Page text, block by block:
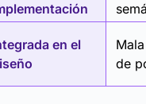
en el
de